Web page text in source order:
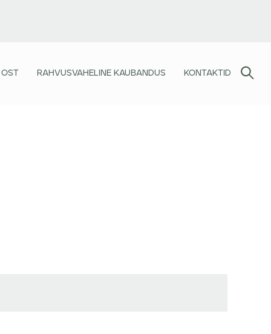
RAHVUSVAHELINE KAUBANDUS KONTAKTID